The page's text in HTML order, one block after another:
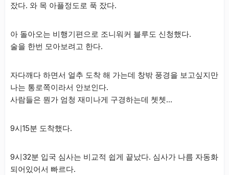
잤다. 와 목 아플정도로 푹 잤다.
아 돌아오는 비행기편으로 조니워커 블루도 신청했다.
술을 한번 모아보려고 한다.
자다깨다 하면서 얼추 도착 해 가는데 창밖 풍경을 보고싶지만
나는 통로쪽이라서 안보인다.
사람들은 뭔가 엄청 재미나게 구경하는데 쳇쳇…
9시15분 도착했다.
9시32분 입국 심사는 비교적 쉽게 끝났다. 심사가 나름 자동화
되어있어서 빠르다.